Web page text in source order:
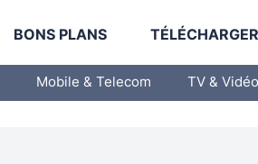
BONS PLANS
Mobile & Telecom TV & Vidéo